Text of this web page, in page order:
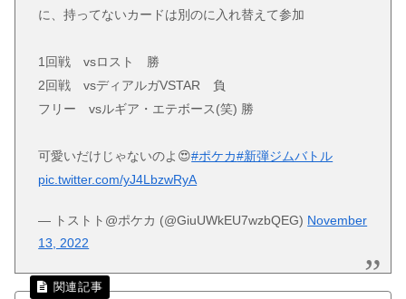
に、持ってないカードは別のに入れ替えて参加
1回戦 vsロスト 勝
2回戦 vsディアルガVSTAR 負
フリー vsルギア・エテボース(笑) 勝
可愛いだけじゃないのよ😍#ポケカ#新弾ジムバトル
pic.twitter.com/yJ4LbzwRyA
— トストト@ポケカ (@GiuUWkEU7wzbQEG) November
13, 2022